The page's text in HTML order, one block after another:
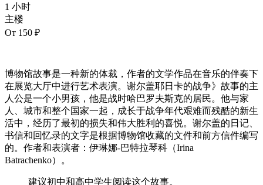
1 小时
主楼
От 150 ₽
博物馆故事是一种新的体裁，作者的文学作品在音乐的伴奏下
在展览大厅中进行艺术表演。谢尔盖耶日卡的战争》故事的主
人公是一个小男孩，他是战时哈巴罗夫斯克的居民。他与家
人、城市和整个国家一起，成长于战争年代艰难而残酷的新生
活中，经历了最初的损失和伟大胜利的喜悦。谢尔盖的日记、
书信和回忆录的文字是根据博物馆收藏的文件和前方信件编写
的。作者和表演者：伊琳娜-巴特拉琴科（Irina
Batrachenko）。
建议初中和高中学生阅读这个故事。